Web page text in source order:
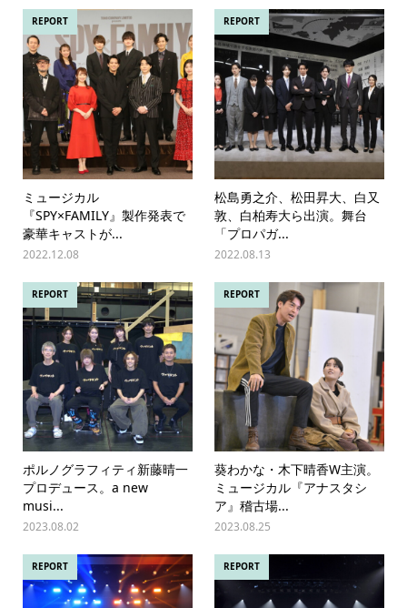
REPORT
ミュージカル
『SPY×FAMILY』製作発表で
豪華キャストが...
2022.12.08
REPORT
松島勇之介、松田昇大、白又
敦、白柏寿大ら出演。舞台
「プロパガ...
2022.08.13
REPORT
ポルノグラフィティ新藤晴一
プロデュース。a new
musi...
2023.08.02
REPORT
葵わかな・木下晴香W主演。
ミュージカル『アナスタシ
ア』稽古場...
2023.08.25
REPORT REPORT